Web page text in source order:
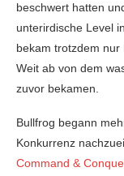
beschwert hatten
unterirdische Level
bekam trotzdem nur
Weit ab von dem
zuvor bekamen.
Bullfrog begann
Konkurrenz
Command &